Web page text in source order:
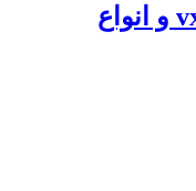
بیمه شخص ثالث اکستریم vx و انواع